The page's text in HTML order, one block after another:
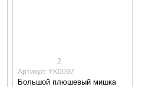
2
Артикул: YK0097
Большой плюшевый мишка